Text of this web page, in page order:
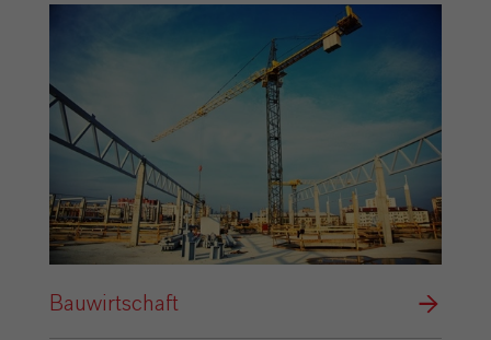
Bauwirtschaft